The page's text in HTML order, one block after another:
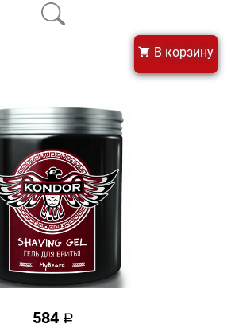
В корзину
584 a